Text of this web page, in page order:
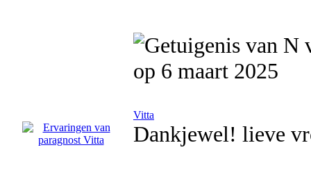
op 6 maart 2025
Vitta
Dankjewel! lieve